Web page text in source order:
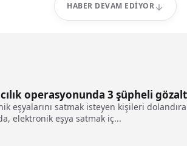
HABER DEVAM EDIYOR
operasyonunda 3 şüpheli
satmak isteyen kişileri
elektronik eşya satmak iç...